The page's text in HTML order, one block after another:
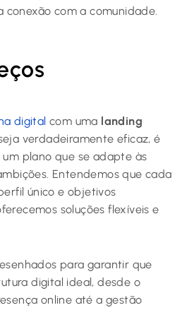
conexão com a comunidade.
digital com uma landing
verdadeiramente eficaz, é
plano que se adapte às
Entendemos que cada
único e objetivos
soluções flexíveis e
para garantir que
digital ideal, desde o
online até a gestão